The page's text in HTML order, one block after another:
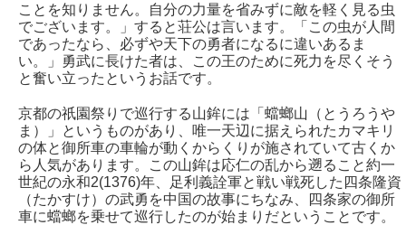
ことを知りません。自分の力量を省みずに敵を軽く見る虫
でございます。」すると荘公は言います。「この虫が人間
であったなら、必ずや天下の勇者になるに違いあるま
い。」勇武に長けた者は、この王のために死力を尽くそう
と奮い立ったというお話です。
京都の祇園祭りで巡行する山鉾には「蟷螂山（とうろうや
ま）」というものがあり、唯一天辺に据えられたカマキリ
の体と御所車の車輪が動くからくりが施されていて古くか
ら人気があります。この山鉾は応仁の乱から遡ること約一
世紀の永和2(1376)年、足利義詮軍と戦い戦死した四条隆資
（たかすけ）の武勇を中国の故事にちなみ、四条家の御所
車に蟷螂を乗せて巡行したのが始まりだということです。